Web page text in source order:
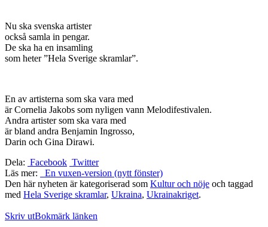
Nu ska svenska artister
också samla in pengar.
De ska ha en insamling
som heter ”Hela Sverige skramlar”.
En av artisterna som ska vara med
är Cornelia Jakobs som nyligen vann Melodifestivalen.
Andra artister som ska vara med
är bland andra Benjamin Ingrosso,
Darin och Gina Dirawi.
Dela: Facebook Twitter
Läs mer:
En vuxen-version (nytt fönster)
Den här nyheten är kategoriserad som Kultur och nöje och taggad
med Hela Sverige skramlar, Ukraina, Ukrainakriget.
Skriv utBokmärk länken